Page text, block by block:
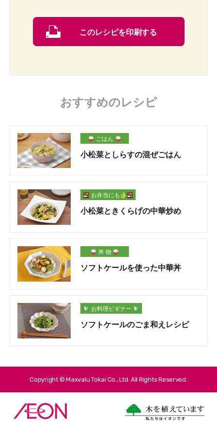
このレシピを印刷する
おすすめのレシピ
ごはん
小松菜としらすの混ぜごはん
お弁当にも
小松菜ときくらげの中華炒め
丼 物
ソフトケールを使った中華丼
お料理ビギナー
ソフトケールのごま和えレシピ
Copyright © Maxvalu Tokai Co., Ltd. All Rights Reserved.